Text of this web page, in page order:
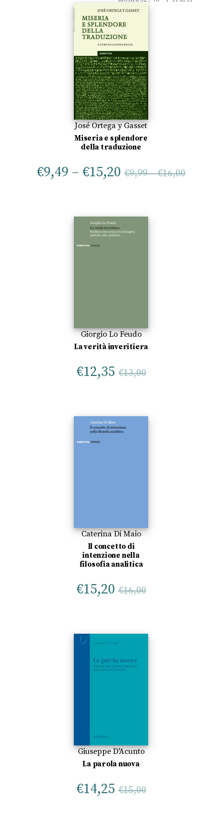
José Ortega y Gasset
Miseria e splendore
della traduzione
€9,49 – €15,20 €9,99–€16,00
Giorgio Lo Feudo
La verità inveritiera
€12,35 €13,00
Caterina Di Maio
Il concetto di
intenzione nella
filosofia analitica
€15,20 €16,00
Giuseppe D'Acunto
La parola nuova
€14,25 €15,00